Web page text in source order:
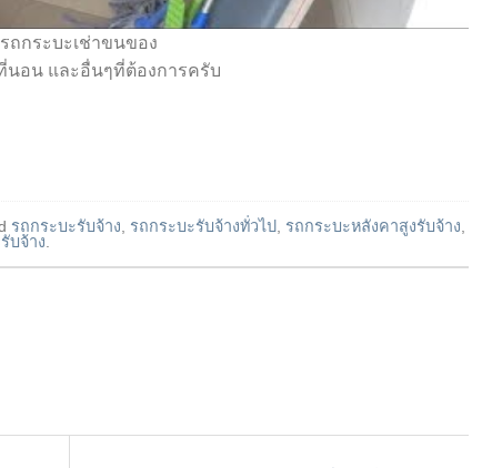
ถกระบะเช่าขนของ
นอน และอื่นๆที่ต้องการครับ
รถกระบะรับจ้าง รถกระบะรับจ้างทั่วไป รถกระบะหลังคาสูงรับจ้าง
บจ้าง